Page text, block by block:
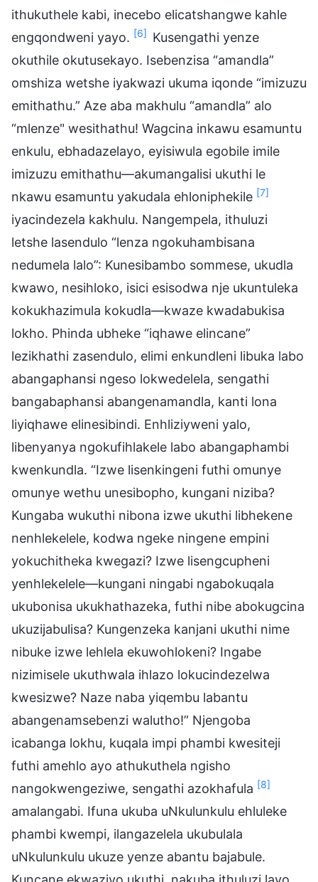
ithukuthele kabi, inecebo elicatshangwe kahle
engqondweni yayo. [6] Kusengathi yenze
okuthile okutusekayo. Isebenzisa “amandla”
omshiza wetshe iyakwazi ukuma iqonde “imizuzu
emithathu.” Aze aba makhulu “amandla” alo
“mlenze" wesithathu! Wagcina inkawu esamuntu
enkulu, ebhadazelayo, eyisiwula egobile imile
imizuzu emithathu—akumangalisi ukuthi le
nkawu esamuntu yakudala ehloniphekile [7]
iyacindezela kakhulu. Nangempela, ithuluzi
letshe lasendulo “lenza ngokuhambisana
nedumela lalo”: Kunesibambo sommese, ukudla
kwawo, nesihloko, isici esisodwa nje ukuntuleka
kokukhazimula kokudla—kwaze kwadabukisa
lokho. Phinda ubheke “iqhawe elincane”
lezikhathi zasendulo, elimi enkundleni libuka labo
abangaphansi ngeso lokwedelela, sengathi
bangabaphansi abangenamandla, kanti lona
liyiqhawe elinesibindi. Enhliziyweni yalo,
libenyanya ngokufihlakele labo abangaphambi
kwenkundla. “Izwe lisenkingeni futhi omunye
omunye wethu unesibopho, kungani niziba?
Kungaba wukuthi nibona izwe ukuthi libhekene
nenhlekelele, kodwa ngeke ningene empini
yokuchitheka kwegazi? Izwe lisengcupheni
yenhlekelele—kungani ningabi ngabokuqala
ukubonisa ukukhathazeka, futhi nibe abokugcina
ukuzijabulisa? Kungenzeka kanjani ukuthi nime
nibuke izwe lehlela ekuwohlokeni? Ingabe
nizimisele ukuthwala ihlazo lokucindezelwa
kwesizwe? Naze naba yiqembu labantu
abangenamsebenzi walutho!” Njengoba
icabanga lokhu, kuqala impi phambi kwesiteji
futhi amehlo ayo athukuthela ngisho
nangokwengeziwe, sengathi azokhafula [8]
amalangabi. Ifuna ukuba uNkulunkulu ehluleke
phambi kwempi, ilangazelela ukubulala
uNkulunkulu ukuze yenze abantu bajabule.